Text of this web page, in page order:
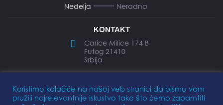
Nedelja
Neradna
KONTAKT
Carice Milice 174 B
Futog 21410
Srbija
+381 64 112 7 119
Koristimo kolačiće na našoj veb stranici da bismo vam
pružili najrelevantnije iskustvo tako što ćemo zapamtiti